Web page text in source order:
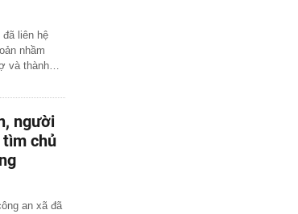
liên hệ
nhầm
và thành…
người
tìm chủ
an xã đã